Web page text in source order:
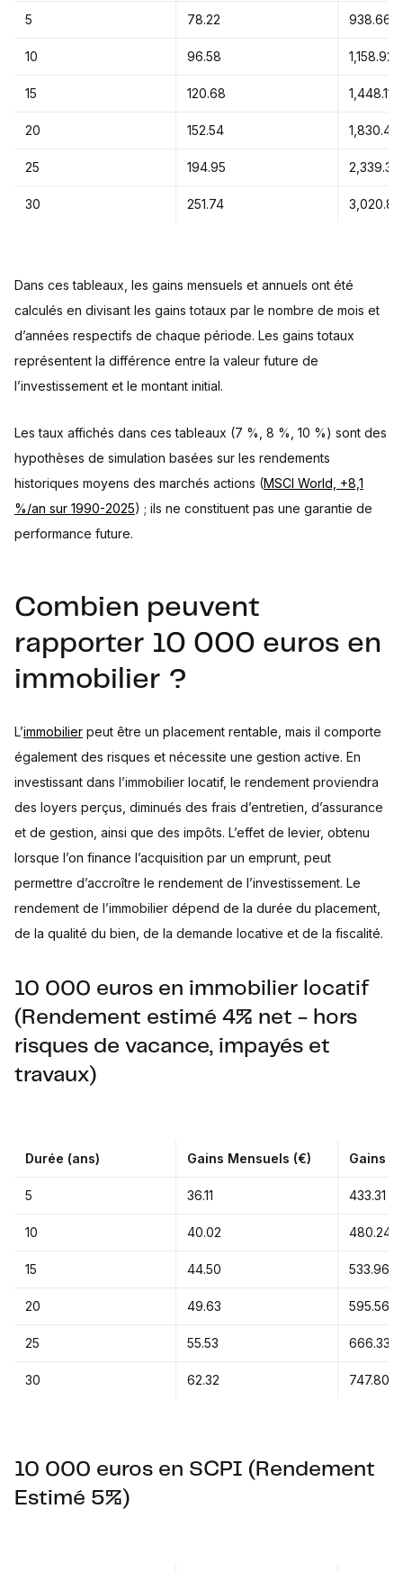
5 78.22 938.66
10 96.58 1,158.92
15 120.68 1,448.11
20 152.54 1,830.48
25 194.95 2,339.39
30 251.74 3,020.89
Dans ces tableaux, les gains mensuels et annuels ont été
calculés en divisant les gains totaux par le nombre de mois et
d’années respectifs de chaque période. Les gains totaux
représentent la différence entre la valeur future de
l’investissement et le montant initial.
Les taux affichés dans ces tableaux (7 %, 8 %, 10 %) sont des
hypothèses de simulation basées sur les rendements
historiques moyens des marchés actions (MSCI World, +8,1
%/an sur 1990-2025) ; ils ne constituent pas une garantie de
performance future.
Combien peuvent
rapporter 10 000 euros en
immobilier ?
L’immobilier peut être un placement rentable, mais il comporte
également des risques et nécessite une gestion active. En
investissant dans l’immobilier locatif, le rendement proviendra
des loyers perçus, diminués des frais d’entretien, d’assurance
et de gestion, ainsi que des impôts. L’effet de levier, obtenu
lorsque l’on finance l’acquisition par un emprunt, peut
permettre d’accroître le rendement de l’investissement. Le
rendement de l’immobilier dépend de la durée du placement,
de la qualité du bien, de la demande locative et de la fiscalité.
10 000 euros en immobilier locatif
(Rendement estimé 4% net - hors
risques de vacance, impayés et
travaux)
Durée (ans) Gains Mensuels (€) Gains
5 36.11 433.31
10 40.02 480.24
15 44.50 533.96
20 49.63 595.56
25 55.53 666.33
30 62.32 747.80
10 000 euros en SCPI (Rendement
Estimé 5%)